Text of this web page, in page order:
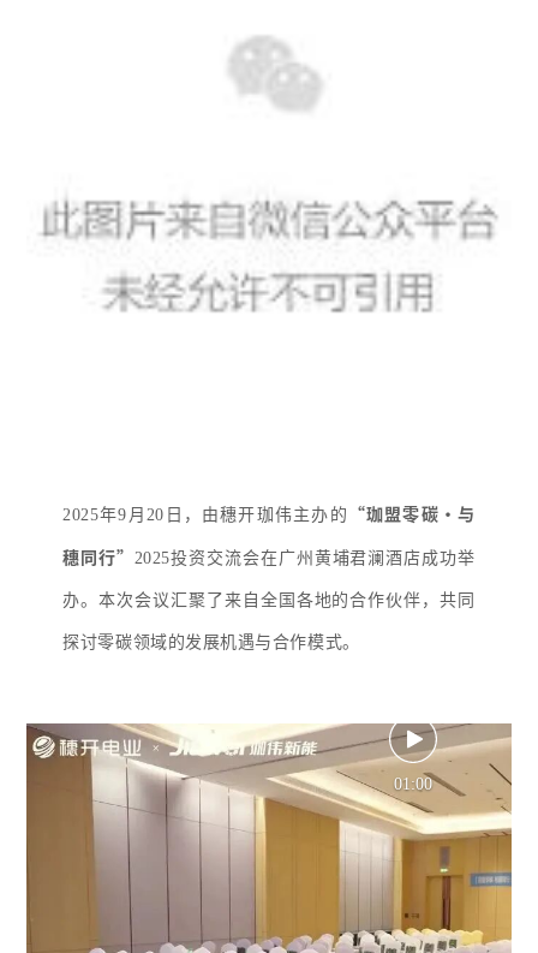
2025年9月20日，由穗开珈伟主办的
“珈盟零碳·与
穗同行” 2025投资交流会在广州黄埔君澜酒店成功举
办。本次会议汇聚了来自全国各地的合作伙伴，共同
探讨零碳领域的发展机遇与合作模式。
01:00